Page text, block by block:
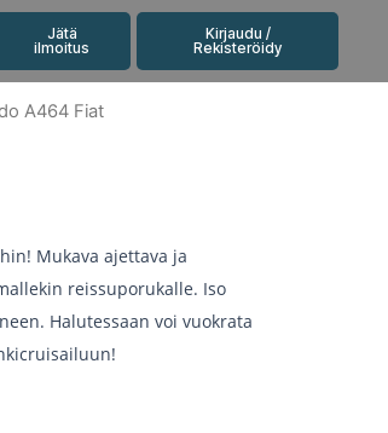
Jätä
ilmoitus
Kirjaudu /
Rekisteröidy
A464 Fiat
Mukava ajettava ja
reissuporukalle. Iso
Halutessaan voi vuokrata